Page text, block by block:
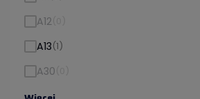
A12
A13(1)
A30